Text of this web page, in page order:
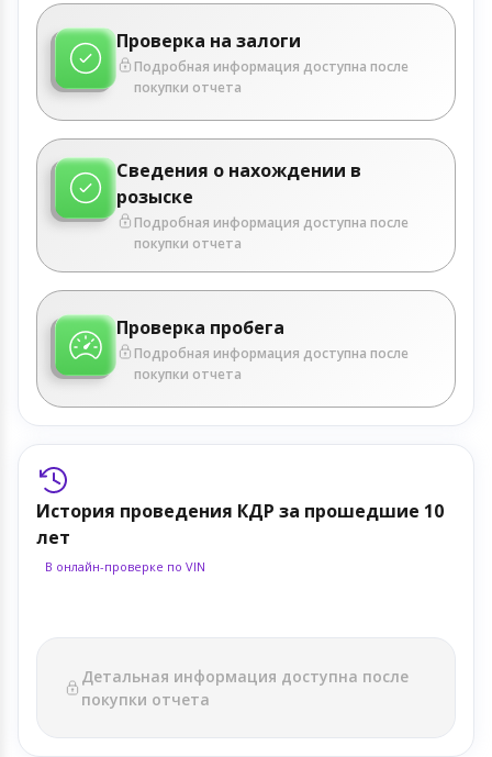
Проверка на залоги
Подробная информация доступна после
покупки отчета
Сведения о нахождении в
розыске
Подробная информация доступна после
покупки отчета
Проверка пробега
Подробная информация доступна после
покупки отчета
История проведения КДР за прошедшие 10
лет
В онлайн-проверке по VIN
Детальная информация доступна после
покупки отчета